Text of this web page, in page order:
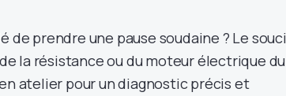
de prendre une pause soudaine ? Le souci
la résistance ou du moteur électrique du
atelier pour un diagnostic précis et